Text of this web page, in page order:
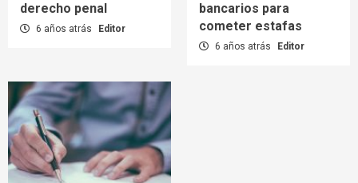
derecho penal
6 años atrás Editor
bancarios para
cometer estafas
6 años atrás Editor